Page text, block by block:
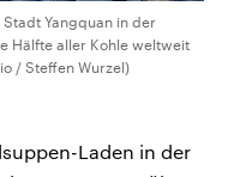
Yangquan in der
Hälfte aller Kohle weltweit
/ Steffen Wurzel)
Laden in der